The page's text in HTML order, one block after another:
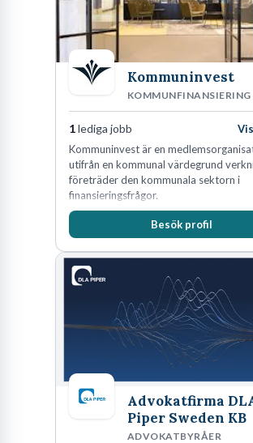
Kommuninvest
KOMMUNFINANSIERING
1lediga jobb
Kommuninvest är en
utifrån en kommunal värdegrund
företräder den kommunala sektorn i
finansieringsfrågor.
Besök profil
Advokatfirma
Piper Sweden KB
ADVOKATBYRÅER